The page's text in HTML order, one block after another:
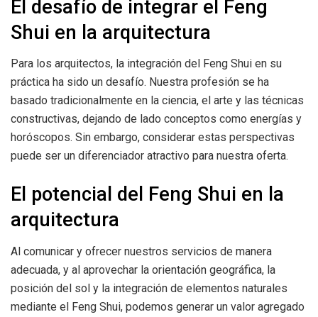
El desafío de integrar el Feng
Shui en la arquitectura
Para los arquitectos, la integración del Feng Shui en su
práctica ha sido un desafío. Nuestra profesión se ha
basado tradicionalmente en la ciencia, el arte y las técnicas
constructivas, dejando de lado conceptos como energías y
horóscopos. Sin embargo, considerar estas perspectivas
puede ser un diferenciador atractivo para nuestra oferta.
El potencial del Feng Shui en la
arquitectura
Al comunicar y ofrecer nuestros servicios de manera
adecuada, y al aprovechar la orientación geográfica, la
posición del sol y la integración de elementos naturales
mediante el Feng Shui, podemos generar un valor agregado